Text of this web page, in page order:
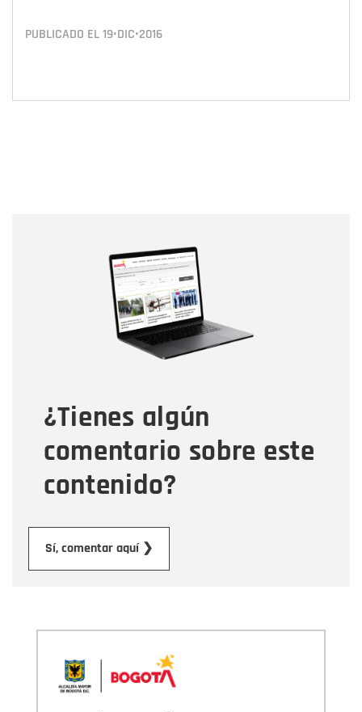
PUBLICADO EL19•DIC•2016
¿Tienes algún
comentario sobre este
contenido?
Sí, comentar aquí ❯
Correo electrónico
Tipo de comentario
Mensaje